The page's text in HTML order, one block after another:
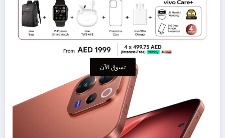
تسوق الآن